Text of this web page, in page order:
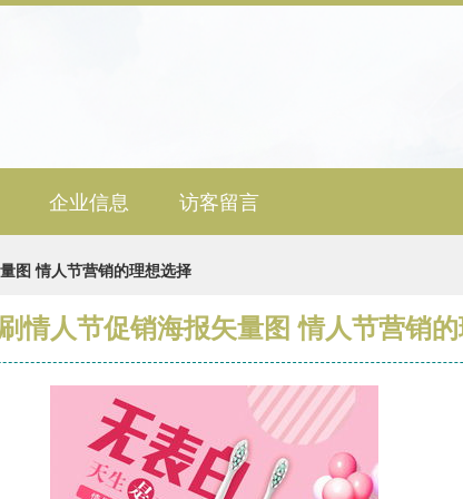
企业信息 访客留言
图 情人节营销的理想选择
情人节促销海报矢量图 情人节营销